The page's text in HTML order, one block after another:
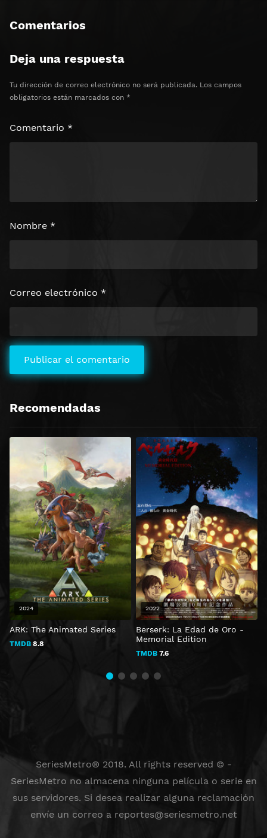
Comentarios
Deja una respuesta
Tu dirección de correo electrónico no será publicada. Los campos
obligatorios están marcados con *
Comentario *
Nombre *
Correo electrónico *
Recomendadas
ARK: The Animated Series
TMDB 8.8
2024
Berserk: La Edad de Oro -
Memorial Edition
TMDB 7.6
2022
SeriesMetro® 2018. All rights reserved © -
SeriesMetro no almacena ninguna película o serie en
sus servidores. Si desea realizar alguna reclamación
envíe un correo a reportes@seriesmetro.net